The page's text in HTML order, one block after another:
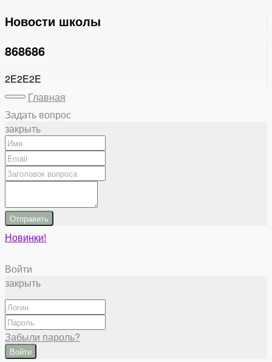
Новости школы
868686
2E2E2E
Главная
Задать вопрос
закрыть
Отправить
Новинки!
Войти
закрыть
Забыли пароль?
Войти